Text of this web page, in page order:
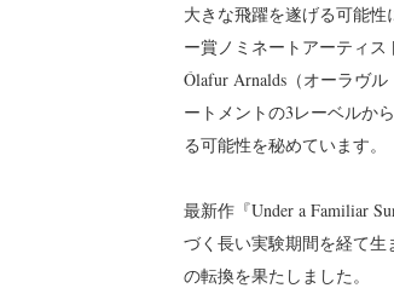
大きな飛躍を遂げる可能性
ー賞ノミネートアーティス
Ólafur Arnalds（オーラヴ
ートメントの3レーベルか
る可能性を秘めています。
最新作『Under a Familiar
づく長い実験期間を経て
の転換を果たしました。